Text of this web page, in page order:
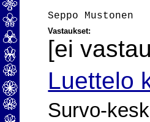
Vastaukset:
[ei
Luettelo
Survo-